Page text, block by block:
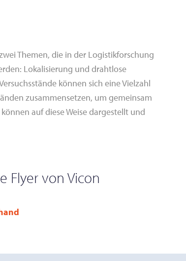
Themen, die in der Logistikforschung
Lokalisierung und drahtlose
können sich eine Vielzahl
zusammensetzen, um gemeinsam
auf diese Weise dargestellt und
Flyer von Vicon